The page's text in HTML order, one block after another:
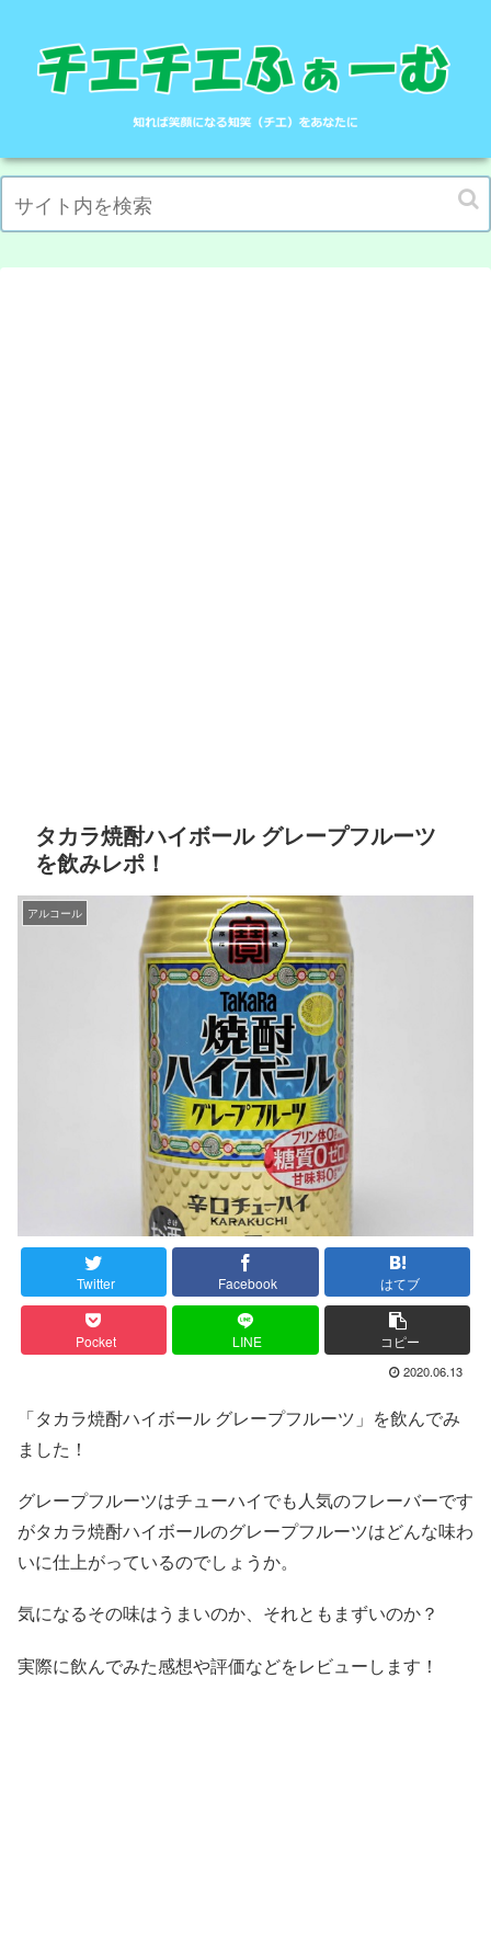
タカラ焼酎ハイボール グレープフルーツ
を飲みレポ！
アルコール
Twitter Facebook はてブ
Pocket LINE コピー
2020.06.13
「タカラ焼酎ハイボール グレープフルーツ」を飲んでみ
ました！
グレープフルーツはチューハイでも人気のフレーバーです
がタカラ焼酎ハイボールのグレープフルーツはどんな味わ
いに仕上がっているのでしょうか。
気になるその味はうまいのか、それともまずいのか？
実際に飲んでみた感想や評価などをレビューします！